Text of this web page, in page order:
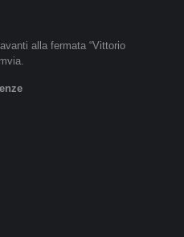
alla fermata “Vittorio